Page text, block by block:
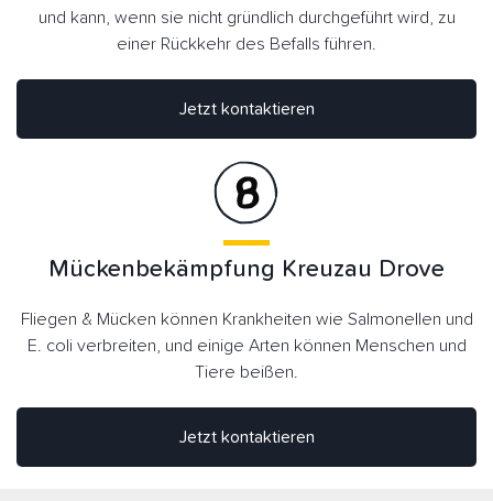
und kann, wenn sie nicht gründlich durchgeführt wird, zu
einer Rückkehr des Befalls führen.
Jetzt kontaktieren
Jetzt kontaktieren
Mückenbekämpfung Kreuzau Drove
Fliegen & Mücken können Krankheiten wie Salmonellen und
E. coli verbreiten, und einige Arten können Menschen und
Tiere beißen.